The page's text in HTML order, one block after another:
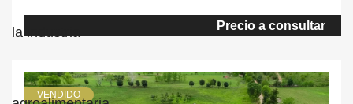
diferentes: por un lado, cuenta con 24 ha. de terreno de regadío,
que podrían explotarse aportando grandes beneficios. Por otro
Precio a consultar
VENDIDO